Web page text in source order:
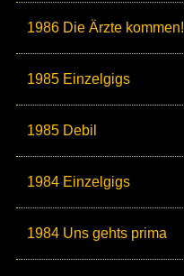
1986 Die Ärzte kommen!
1985 Einzelgigs
1985 Debil
1984 Einzelgigs
1984 Uns gehts prima